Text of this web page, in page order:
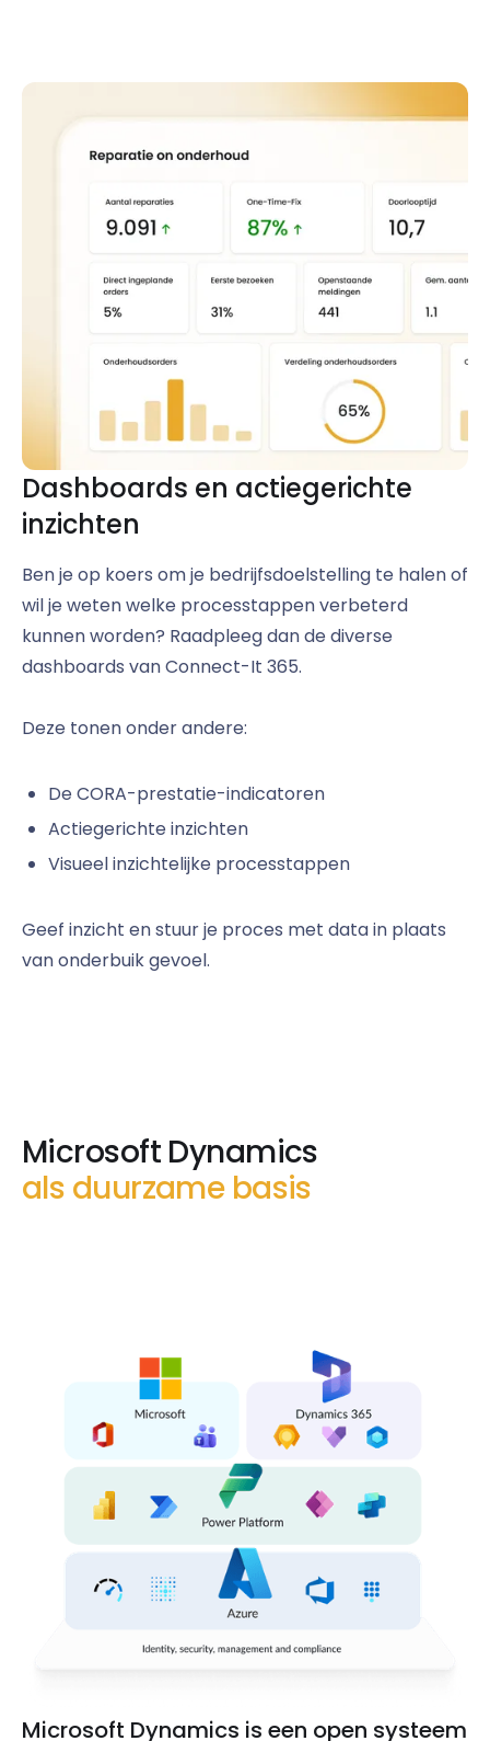
Dashboards en actiegerichte
inzichten
Ben je op koers om je bedrijfsdoelstelling te halen of
wil je weten welke processtappen verbeterd
kunnen worden? Raadpleeg dan de diverse
dashboards van Connect-It 365.
Deze tonen onder andere:
De CORA-prestatie-indicatoren
Actiegerichte inzichten
Visueel inzichtelijke processtappen
Geef inzicht en stuur je proces met data in plaats
van onderbuik gevoel.
Microsoft Dynamics
als duurzame basis
Microsoft Dynamics is een open systeem